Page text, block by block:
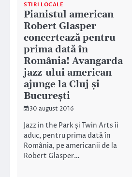
STIRI LOCALE
Pianistul american
Robert Glasper
concertează pentru
prima dată în
România! Avangarda
jazz-ului american
ajunge la Cluj și
București
30 august 2016
Jazz in the Park și Twin Arts îi
aduc, pentru prima dată în
România, pe americanii de la
Robert Glasper…